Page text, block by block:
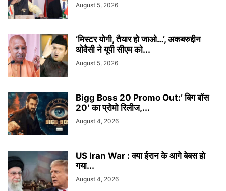
August 5, 2026
‘मिस्टर योगी, तैयार हो जाओ…’, अकबरुद्दीन
ओवैसी ने यूपी सीएम को...
August 5, 2026
Bigg Boss 20 Promo Out:’ बिग बॉस
20′ का प्रोमो रिलीज,...
August 4, 2026
US Iran War : क्या ईरान के आगे बेबस हो
गया...
August 4, 2026